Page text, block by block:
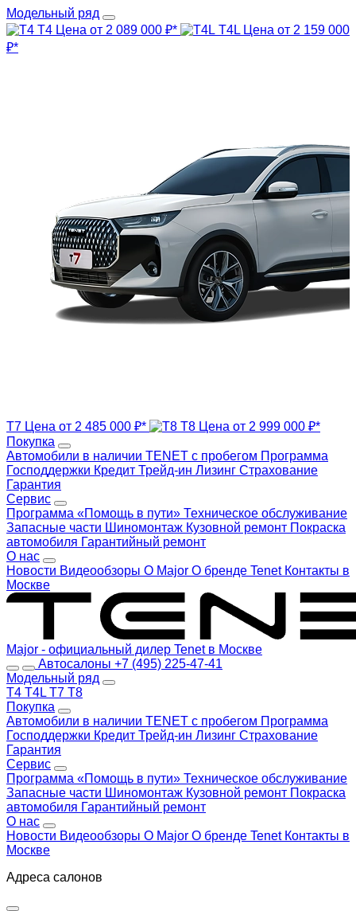
Модельный ряд
T4 Цена от 2 089 000 ₽* T4L Цена от 2 159 000
₽*
T7 Цена от 2 485 000 ₽* T8 Цена от 2 999 000 ₽*
Покупка
Автомобили в наличии TENET с пробегом Программа
Господдержки Кредит Трейд-ин Лизинг Страхование
Гарантия
Сервис
Программа «Помощь в пути» Техническое обслуживание
Запасные части Шиномонтаж Кузовной ремонт Покраска
автомобиля Гарантийный ремонт
О нас
Новости Видеообзоры О Major О бренде Tenet Контакты в
Москве
Major - официальный дилер Tenet в Москве
Автосалоны +7 (495) 225-47-41
Модельный ряд
T4 T4L T7 T8
Покупка
Автомобили в наличии TENET с пробегом Программа
Господдержки Кредит Трейд-ин Лизинг Страхование
Гарантия
Сервис
Программа «Помощь в пути» Техническое обслуживание
Запасные части Шиномонтаж Кузовной ремонт Покраска
автомобиля Гарантийный ремонт
О нас
Новости Видеообзоры О Major О бренде Tenet Контакты в
Москве
Адреса салонов